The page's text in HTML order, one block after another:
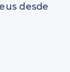
desde